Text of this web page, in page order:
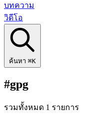
บทความ
วิดีโอ
ค้นหา ⌘K
#gpg
รวมทั้งหมด 1 รายการ